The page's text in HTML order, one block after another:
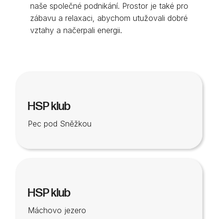
naše společné podnikání. Prostor je také pro
zábavu a relaxaci, abychom utužovali dobré
vztahy a načerpali energii.
HSP klub
Pec pod Sněžkou
HSP klub
Máchovo jezero